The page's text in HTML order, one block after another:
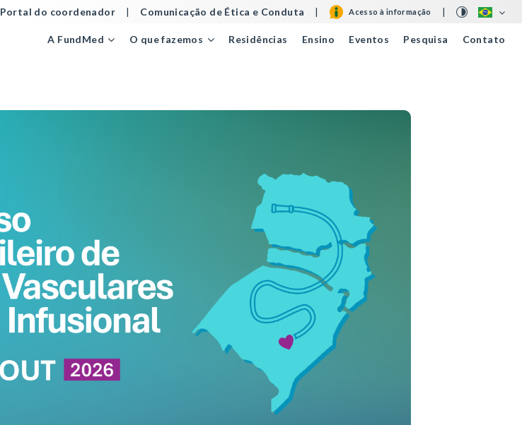
Portal do coordenador | Comunicação de Ética e Conduta | Acesso à informação |
A FundMed O que fazemos Residências Ensino Eventos Pesquisa Contato